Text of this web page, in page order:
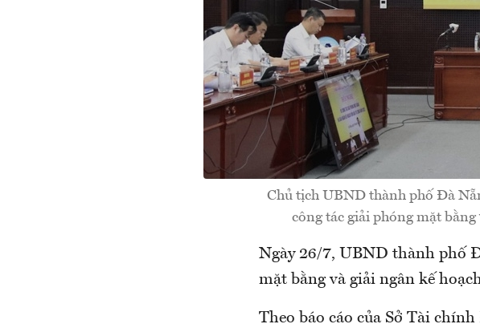
Chủ tịch UBND thành phố Đà
công tác giải phóng mặt
Ngày 26/7, UBND thành phố
mặt bằng và giải ngân kế
Theo báo cáo của Sở Tài